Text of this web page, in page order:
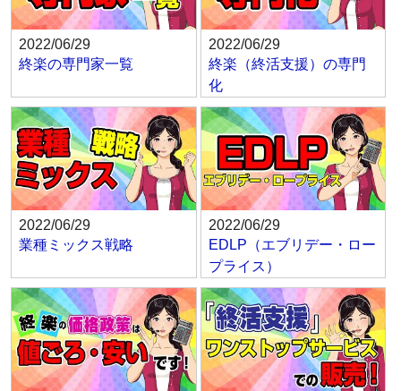
2022/06/29
終楽の専門家一覧
2022/06/29
終楽（終活支援）の専門
化
2022/06/29
業種ミックス戦略
2022/06/29
EDLP（エブリデー・ロー
プライス）